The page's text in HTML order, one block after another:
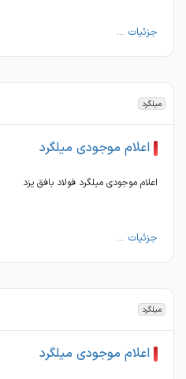
جزئیات ...
میلگرد
اعلام موجودی میلگرد
اعلام موجودی میلگرد فولاد بافق یزد
جزئیات ...
میلگرد
اعلام موجودی میلگرد